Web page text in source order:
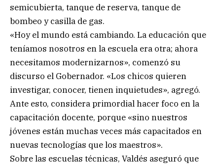
semicubierta, tanque de reserva, tanque de
bombeo y casilla de gas.
«Hoy el mundo está cambiando. La educación que
teníamos nosotros en la escuela era otra; ahora
necesitamos modernizarnos», comenzó su
discurso el Gobernador. «Los chicos quieren
investigar, conocer, tienen inquietudes», agregó.
Ante esto, considera primordial hacer foco en la
capacitación docente, porque «sino nuestros
jóvenes están muchas veces más capacitados en
nuevas tecnologías que los maestros».
Sobre las escuelas técnicas, Valdés aseguró que